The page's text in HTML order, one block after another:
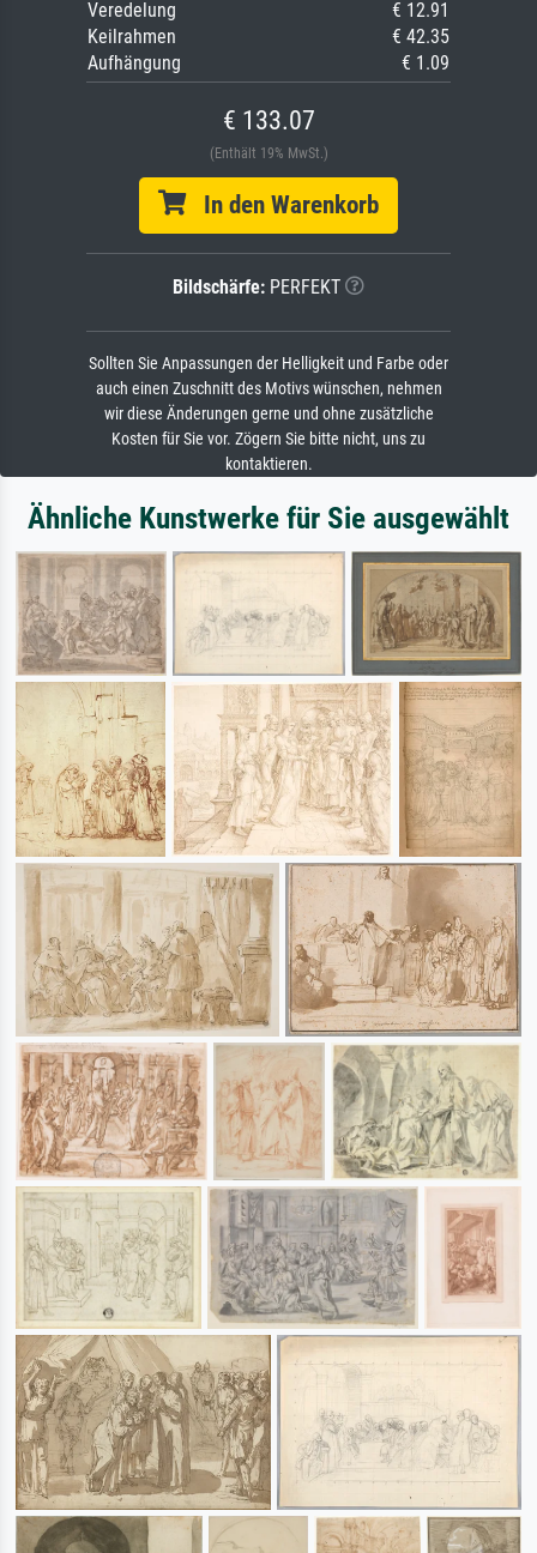
Veredelung
€ 12.91
Keilrahmen
€ 42.35
Aufhängung
€ 1.09
€ 133.07
(Enthält 19% MwSt.)
In den Warenkorb
Bildschärfe: PERFEKT
Sollten Sie Anpassungen der Helligkeit und Farbe oder
auch einen Zuschnitt des Motivs wünschen, nehmen
wir diese Änderungen gerne und ohne zusätzliche
Kosten für Sie vor. Zögern Sie bitte nicht, uns zu
kontaktieren.
Ähnliche Kunstwerke für Sie ausgewählt